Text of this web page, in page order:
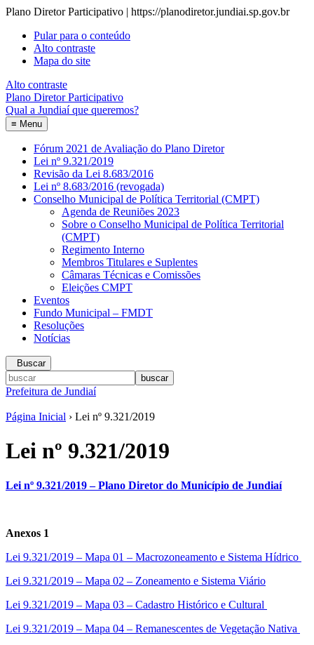
Plano Diretor Participativo | https://planodiretor.jundiai.sp.gov.br
Pular para o conteúdo
Alto contraste
Mapa do site
Alto contraste
Plano Diretor Participativo
Qual a Jundiaí que queremos?
≡ Menu
Fórum 2021 de Avaliação do Plano Diretor
Lei nº 9.321/2019
Revisão da Lei 8.683/2016
Lei nº 8.683/2016 (revogada)
Conselho Municipal de Política Territorial (CMPT)
Agenda de Reuniões 2023
Sobre o Conselho Municipal de Política Territorial
(CMPT)
Regimento Interno
Membros Titulares e Suplentes
Câmaras Técnicas e Comissões
Eleições CMPT
Eventos
Fundo Municipal – FMDT
Resoluções
Notícias
Buscar
Prefeitura de Jundiaí
Página Inicial › Lei nº 9.321/2019
Lei nº 9.321/2019
Lei nº 9.321/2019 – Plano Diretor do Município de Jundiaí
Anexos 1
Lei 9.321/2019 – Mapa 01 – Macrozoneamento e Sistema Hídrico
Lei 9.321/2019 – Mapa 02 – Zoneamento e Sistema Viário
Lei 9.321/2019 – Mapa 03 – Cadastro Histórico e Cultural
Lei 9.321/2019 – Mapa 04 – Remanescentes de Vegetação Nativa